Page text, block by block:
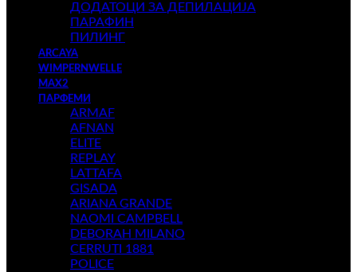
ДОДАТОЦИ ЗА ДЕПИЛАЦИЈА
ПАРАФИН
ПИЛИНГ
ARCAYA
WIMPERNWELLE
MAX2
ПАРФЕМИ
ARMAF
AFNAN
ELITE
REPLAY
LATTAFA
GISADA
ARIANA GRANDE
NAOMI CAMPBELL
DEBORAH MILANO
CERRUTI 1881
POLICE